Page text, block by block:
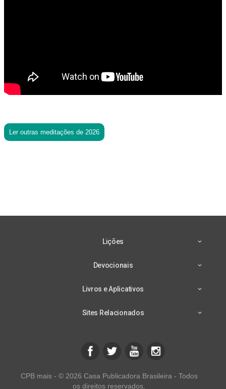
Ler outras meditações de 2026
Lições
Devocionais
Livros e Aplicativos
Sites Relacionados
CPB mais - © 2026 Casa Publicadora Brasileira - Todos
os direitos reservados.